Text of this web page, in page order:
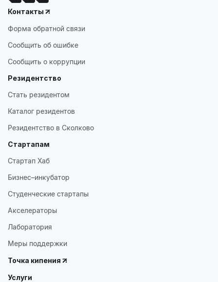
Контакты
Форма обратной связи
Сообщить об ошибке
Сообщить о коррупции
Резидентство
Стать резидентом
Каталог резидентов
Резидентство в Сколково
Стартапам
Стартап Хаб
Бизнес–инкубатор
Студенческие стартапы
Акселераторы
Лаборатория
Меры поддержки
Точка кипения
Услуги